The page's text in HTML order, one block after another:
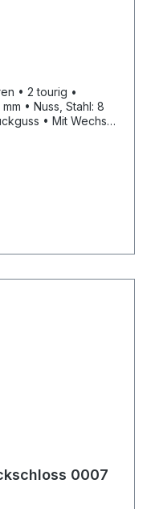
•
0007